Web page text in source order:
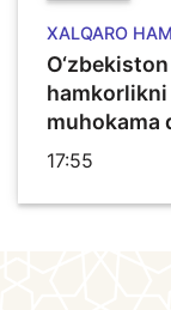
XALQARO
muhokama
17:55